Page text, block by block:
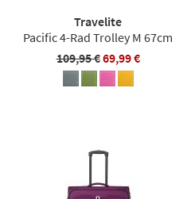
Travelite
Pacific 4-Rad Trolley M 67cm
109,95 €69,99 €